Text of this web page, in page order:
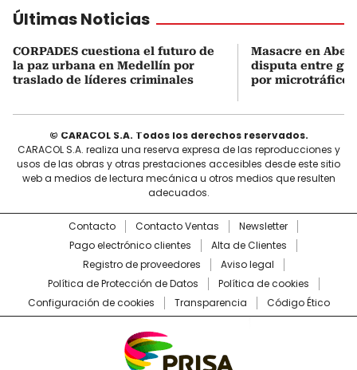
Últimas Noticias
CORPADES cuestiona el futuro de
la paz urbana en Medellín por
traslado de líderes criminales
Masacre en
disputa entre
por microtráfico
© CARACOL S.A. Todos los derechos reservados.
CARACOL S.A. realiza una reserva expresa de las reproducciones y
usos de las obras y otras prestaciones accesibles desde este sitio
web a medios de lectura mecánica u otros medios que resulten
adecuados.
Contacto Contacto Ventas
Newsletter
Pago electrónico clientes
Alta de Clientes
Registro de proveedores
Aviso legal
Política de Protección de Datos
Política de cookies
Configuración de cookies
Transparencia Código Ético